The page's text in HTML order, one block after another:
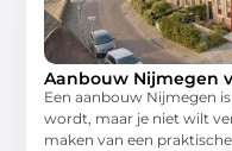
Aanbouw Nijmegen
Een aanbouw Nijmegen
wordt, maar je niet wilt
maken van een praktische